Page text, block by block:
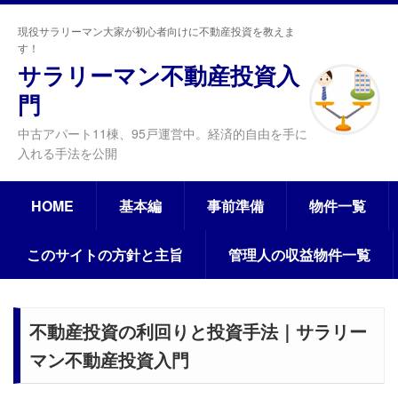
現役サラリーマン大家が初心者向けに不動産投資を教えま
す！
サラリーマン不動産投資入
門
中古アパート11棟、95戸運営中。経済的自由を手に
入れる手法を公開
HOME 基本編 事前準備 物件一覧
このサイトの方針と主旨 管理人の収益物件一覧
不動産投資の利回りと投資手法｜サラリー
マン不動産投資入門